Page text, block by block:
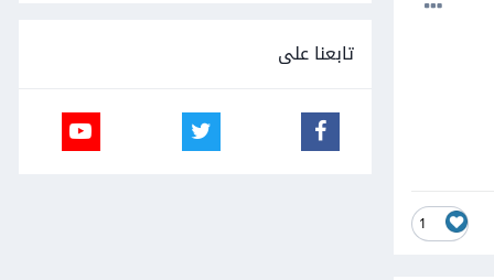
1
تابعنا على